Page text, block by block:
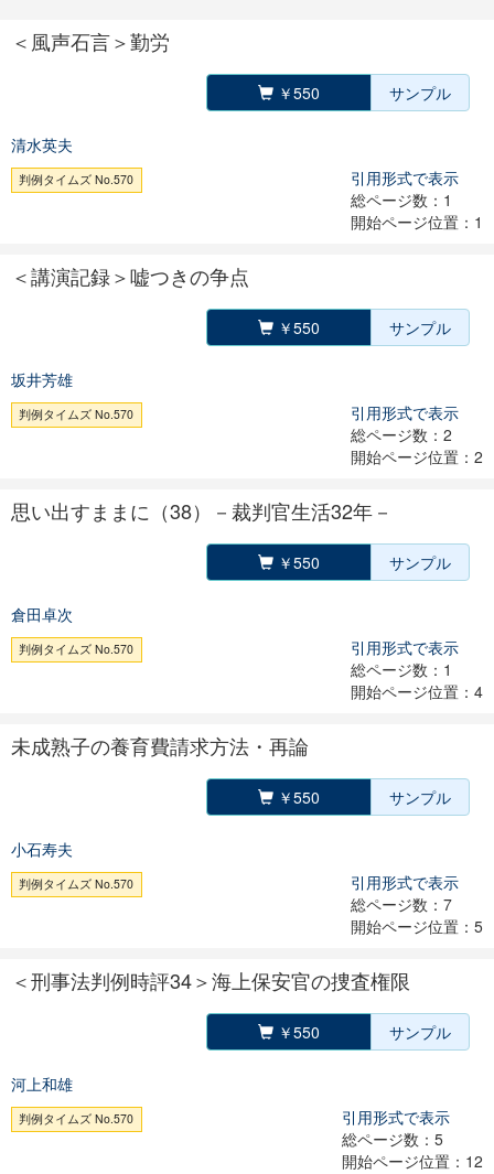
＜風声石言＞勤労
￥550 サンプル
清水英夫
判例タイムズ No.570
引用形式で表示
総ページ数：1
開始ページ位置：1
＜講演記録＞嘘つきの争点
￥550 サンプル
坂井芳雄
判例タイムズ No.570
引用形式で表示
総ページ数：2
開始ページ位置：2
思い出すままに（38）－裁判官生活32年－
￥550 サンプル
倉田卓次
判例タイムズ No.570
引用形式で表示
総ページ数：1
開始ページ位置：4
未成熟子の養育費請求方法・再論
￥550 サンプル
小石寿夫
判例タイムズ No.570
引用形式で表示
総ページ数：7
開始ページ位置：5
＜刑事法判例時評34＞海上保安官の捜査権限
￥550 サンプル
河上和雄
判例タイムズ No.570
引用形式で表示
総ページ数：5
開始ページ位置：12